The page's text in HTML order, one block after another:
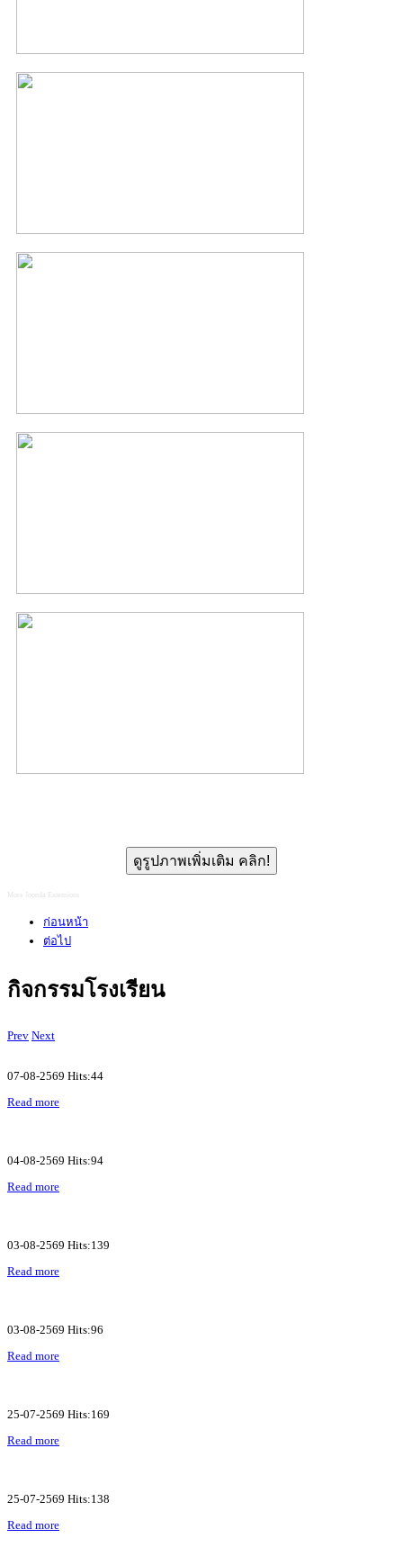
ดูรูปภาพเพิ่มเติม คลิก!
More Joomla Extensions
ก่อนหน้า
ต่อไป
กิจกรรมโรงเรียน
Prev Next
07-08-2569 Hits:44
Read more
04-08-2569 Hits:94
Read more
03-08-2569 Hits:139
Read more
03-08-2569 Hits:96
Read more
25-07-2569 Hits:169
Read more
25-07-2569 Hits:138
Read more